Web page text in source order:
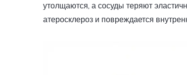
утолщаются, а сосуды теряют
атеросклероз и повреждается